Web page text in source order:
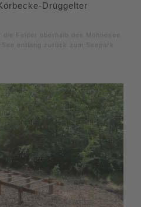
Drüggelter
Felder oberhalb des Möhnesee
entlang zurück zum Seepark